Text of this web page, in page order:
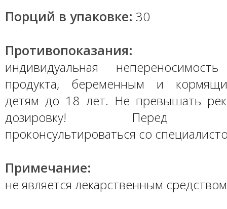
Порций в упаковке: 30
Противопоказания:
индивидуальная
продукта, беременным и
детям до 18 лет. Не превышать
дозировку! Перед
проконсультироваться со
Примечание:
не является лекарственным